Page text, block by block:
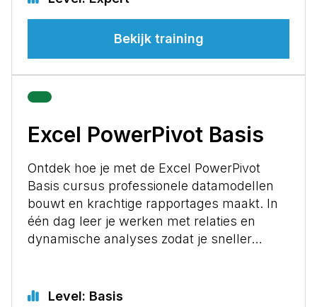
Bekijk training
Excel PowerPivot Basis
Ontdek hoe je met de Excel PowerPivot
Basis cursus professionele datamodellen
bouwt en krachtige rapportages maakt. In
één dag leer je werken met relaties en
dynamische analyses zodat je sneller…
Level: Basis